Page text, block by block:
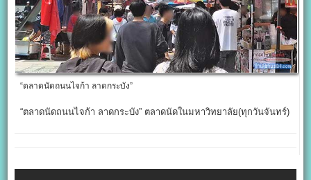
“ตลาดนัดถนนไจก้า ลาดกระบัง”
“ตลาดนัดถนนไจก้า ลาดกระบัง” ตลาดนัดในมหาวิทยาลัย(ทุกวันจันทร์)